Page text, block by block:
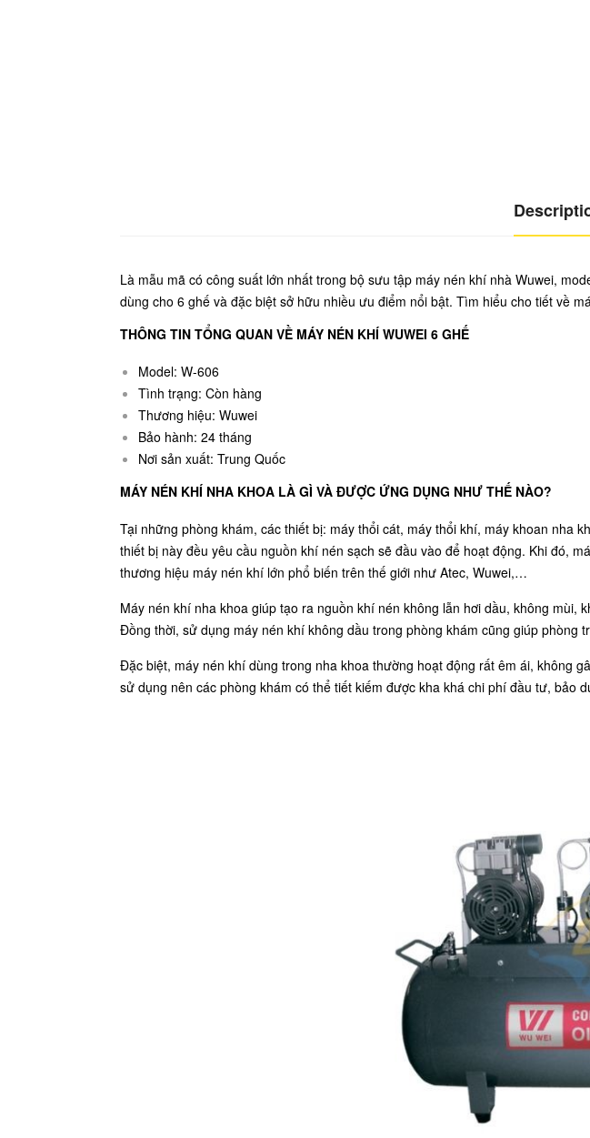
Là mẫu mã có công suất lớn nhất trong bộ sưu tập máy nén khí nhà Wuwei,
dùng cho 6 ghế và đặc biệt sở hữu nhiều ưu điểm nổi bật. Tìm hiểu cho tiết về
THÔNG TIN TỔNG QUAN VỀ MÁY NÉN KHÍ WUWEI 6 GHẾ
Model: W-606
Tình trạng: Còn hàng
Thương hiệu: Wuwei
Bảo hành: 24 tháng
Nơi sản xuất: Trung Quốc
MÁY NÉN KHÍ NHA KHOA LÀ GÌ VÀ ĐƯỢC ỨNG DỤNG NHƯ THẾ NÀO?
Tại những phòng khám, các thiết bị: máy thổi cát, máy thổi khí, máy khoan
thiết bị này đều yêu cầu nguồn khí nén sạch sẽ đầu vào để hoạt động. Khi đó,
thương hiệu máy nén khí lớn phổ biến trên thế giới như Atec, Wuwei,…
Máy nén khí nha khoa giúp tạo ra nguồn khí nén không lẫn hơi dầu, không
Đồng thời, sử dụng máy nén khí không dầu trong phòng khám cũng giúp phòng
Đặc biệt, máy nén khí dùng trong nha khoa thường hoạt động rất êm ái, không
sử dụng nên các phòng khám có thể tiết kiếm được kha khá chi phí đầu tư, bảo